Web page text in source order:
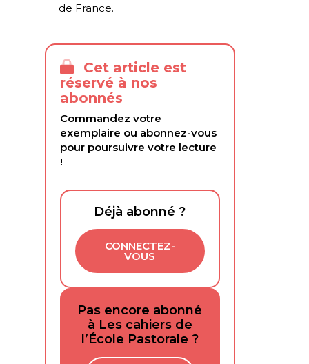
de France.
Cet article est
réservé à nos
abonnés
Commandez votre
exemplaire ou abonnez-vous
pour poursuivre votre lecture
!
Déjà abonné ?
CONNECTEZ-
VOUS
Pas encore abonné
à Les cahiers de
l’École Pastorale ?